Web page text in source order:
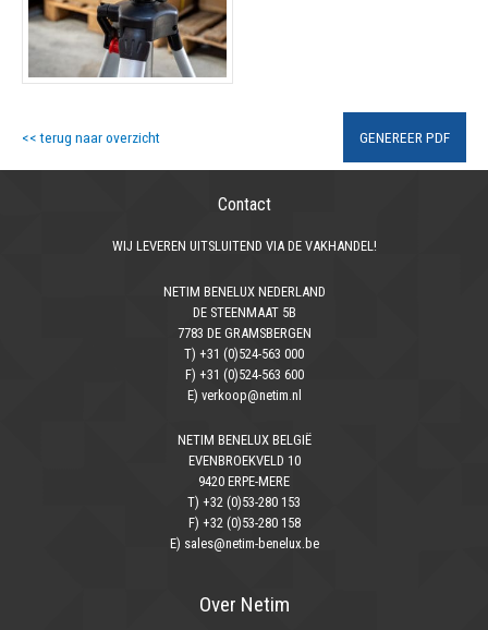
<< terug naar overzicht GENEREER PDF
Contact
WIJ LEVEREN UITSLUITEND VIA DE VAKHANDEL!
NETIM BENELUX NEDERLAND
DE STEENMAAT 5B
7783 DE GRAMSBERGEN
T) +31 (0)524-563 000
F) +31 (0)524-563 600
E) verkoop@netim.nl
NETIM BENELUX BELGIË
EVENBROEKVELD 10
9420 ERPE-MERE
T) +32 (0)53-280 153
F) +32 (0)53-280 158
E) sales@netim-benelux.be
Over Netim